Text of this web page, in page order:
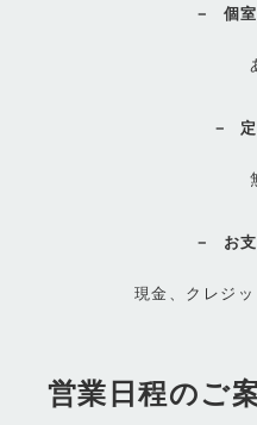
個
お
現金、クレジ
営業日程のご